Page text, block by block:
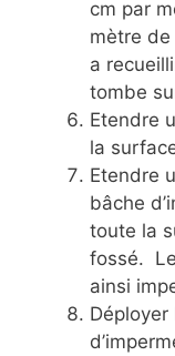
cm par
mètre
a
tombe
Etendre
la
Etendre
bâche
toute la
fossé.
ainsi